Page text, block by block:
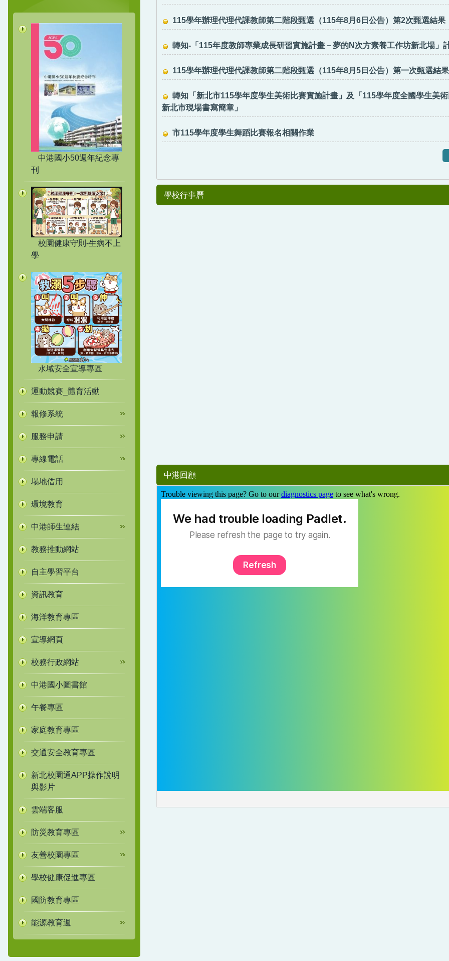
中港國小50週年紀念專
刊
校園健康守則-生病不上
學
水域安全宣導專區
運動競賽_體育活動
報修系統
服務申請
專線電話
場地借用
環境教育
中港師生連結
教務推動網站
自主學習平台
資訊教育
海洋教育專區
宣導網頁
校務行政網站
中港國小圖書館
午餐專區
家庭教育專區
交通安全教育專區
新北校園通APP操作說明
與影片
雲端客服
防災教育專區
友善校園專區
學校健康促進專區
國防教育專區
能源教育週
115學年辦理代理代課教師第二階段甄選（115年8月6日公告）第2次甄選結果
轉知-「115年度教師專業成長研習實施計畫－夢的N次方素養工作坊新北場」
115學年辦理代理代課教師第二階段甄選（115年8月5日公告）第一次甄選結果
轉知「新北市115學年度學生美術比賽實施計畫」及「115學年度全國學生美
新北市現場書寫簡章」
市115學年度學生舞蹈比賽報名相關作業
學校行事曆
中港回顧